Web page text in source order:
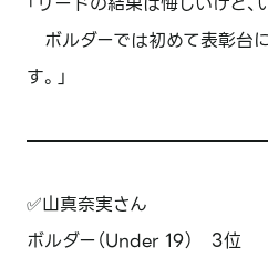
ボルダーでは初めて表彰台
す。」
✅山真奈実さん
ボルダー（Under 19） 3位